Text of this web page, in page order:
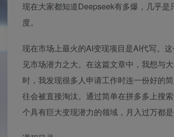
现在大家都知道Deepseek有多爆，几乎
度。
现在市场上最火的AI变现项目是AI代写。
见市场潜力之大。在这篇文章中，我想与
时，我发现很多人申请工作时连一份好的
往会被直接淘汰。通过简单在拼多多上搜
个具有巨大变现潜力的领域，月入过万都是